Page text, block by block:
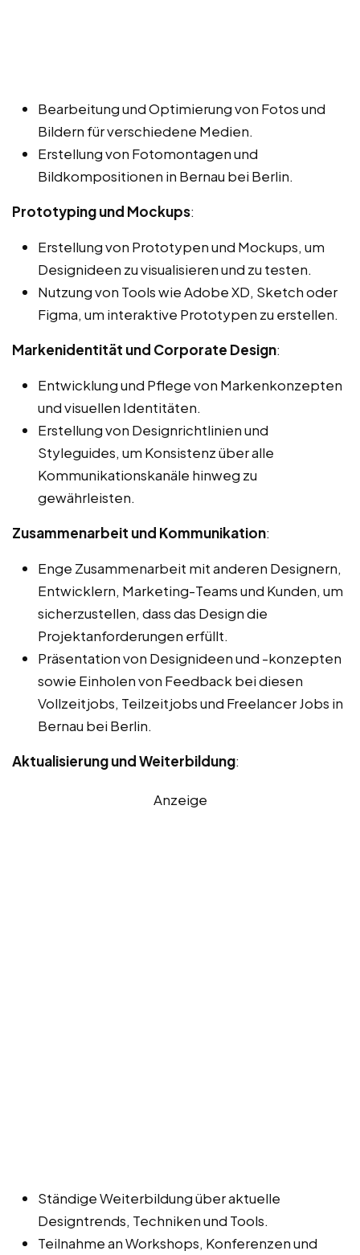
Bearbeitung und Optimierung von Fotos und
Bildern für verschiedene Medien.
Erstellung von Fotomontagen und
Bildkompositionen in Bernau bei Berlin.
Prototyping und Mockups:
Erstellung von Prototypen und Mockups, um
Designideen zu visualisieren und zu testen.
Nutzung von Tools wie Adobe XD, Sketch oder
Figma, um interaktive Prototypen zu erstellen.
Markenidentität und Corporate Design:
Entwicklung und Pflege von Markenkonzepten
und visuellen Identitäten.
Erstellung von Designrichtlinien und
Styleguides, um Konsistenz über alle
Kommunikationskanäle hinweg zu
gewährleisten.
Zusammenarbeit und Kommunikation:
Enge Zusammenarbeit mit anderen Designern,
Entwicklern, Marketing-Teams und Kunden, um
sicherzustellen, dass das Design die
Projektanforderungen erfüllt.
Präsentation von Designideen und -konzepten
sowie Einholen von Feedback bei diesen
Vollzeitjobs, Teilzeitjobs und Freelancer Jobs in
Bernau bei Berlin.
Aktualisierung und Weiterbildung:
Anzeige
Ständige Weiterbildung über aktuelle
Designtrends, Techniken und Tools.
Teilnahme an Workshops, Konferenzen und